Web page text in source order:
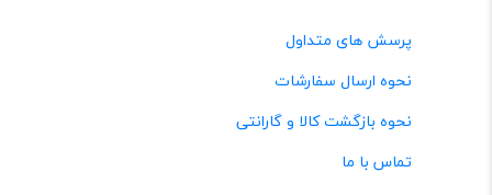
پرسش های متداول
نحوه ارسال سفارشات
نحوه بازگشت کالا و گارانتی
تماس با ما